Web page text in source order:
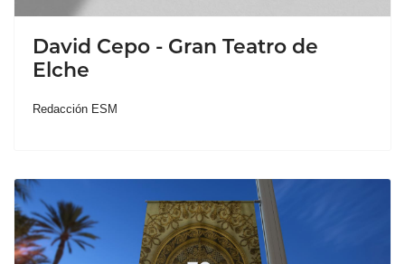
David Cepo - Gran Teatro de
Elche
Redacción ESM